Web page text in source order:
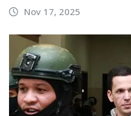
Nov 17, 2025